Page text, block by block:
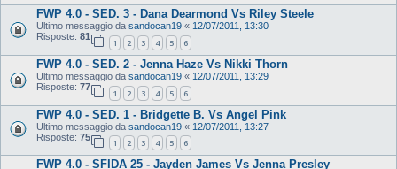
FWP 4.0 - SED. 3 - Dana Dearmond Vs Riley Steele
Ultimo messaggio da sandocan19 « 12/07/2011, 13:30
Risposte: 81
1 2 3 4 5 6
FWP 4.0 - SED. 2 - Jenna Haze Vs Nikki Thorn
Ultimo messaggio da sandocan19 « 12/07/2011, 13:29
Risposte: 77
1 2 3 4 5 6
FWP 4.0 - SED. 1 - Bridgette B. Vs Angel Pink
Ultimo messaggio da sandocan19 « 12/07/2011, 13:27
Risposte: 75
1 2 3 4 5 6
FWP 4.0 - SFIDA 25 - Jayden James Vs Jenna Presley